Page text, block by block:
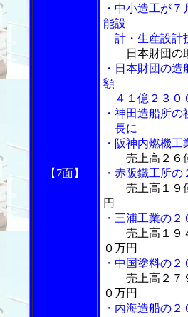
【7面】
・中小造工が
能設
計・生産設計
日本財団の
・日本財団の
額
４１億２３０
・神田造船所
長に
・阪神内燃機
売上高２６
・赤阪鐵工所
売上高１９
円
・三浦工業の
売上高１９
０万円
・中国塗料の
売上高２７
０万円
・内海造船の